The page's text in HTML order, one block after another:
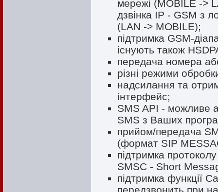
мережі (MOBILE ->
дзвінка IP - GSM з
(LAN -> MOBILE);
підтримка GSM-
існують також
передача номера
різні режими
надсилання та
інтерфейс;
SMS API - можливе
SMS з Ваших
прийом/передача
(формат SIP
підтримка
SMSC - Short
підтримка функції